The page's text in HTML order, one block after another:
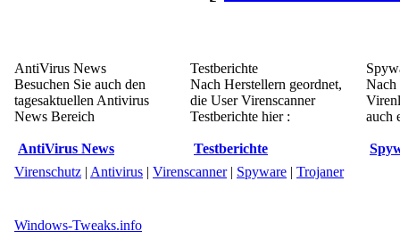
AntiVirus News
Besuchen Sie auch den
tagesaktuellen Antivirus
News Bereich
AntiVirus News
Testberichte
Nach Herstellern geordnet,
die User Virenscanner
Testberichte hier :
Testberichte
Nach
auch
Virenschutz | Antivirus | Virenscanner| Spyware | Trojaner
Windows-Tweaks.info